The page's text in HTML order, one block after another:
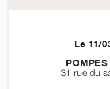
Le 11/
POMPES
31 rue du